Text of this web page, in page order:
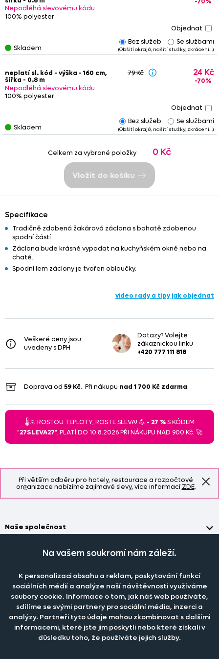
Při větším odběru pro hotely, restaurace a rozpočtové
organizace nabízíme zajímavé slevy, více informacíZDE.
rezervován dvě hodiny.Nedoporučujeme
s metrážovým zbožím
stejného důvodu není vhodné objednávat různé zbytky, pokud
Některé zbytky jsou
neboobšité, případně jsou na
nich našity řasící stužky nebo tunýlky. Tyto služby jsou již
poznámkám- u upravených zbytků nemusí vždy platit
tučně
uvedenýrozměr
Nepodléhá slevovému kódu
100% polyester
Skladem
Bez služeb Se službami
(Obšití okrajů, našití stužky, zkrácení…)
neplatí sl. kód - výška - 160 cm,
šířka - 0.8 m
Nepodléhá slevovému kódu
100% polyester
79 Kč 24 Kč
-70%
Skladem
Bez služeb Se službami
(Obšití okrajů, našití stužky, zkrácení…)
Celkem za vybrané položky 0 Kč
Vložit do košíku
Specifikace
Tradičně zdobená žakárová záclona s bohatě zdobenou
spodní částí.
Záclona bude krásně vypadat na kuchyňském okně nebo na
chatě.
Spodní lem záclony je tvořen obloučky.
video rady a tipy jak objednat
Veškeré ceny jsou
uvedeny s DPH
Dotazy? Volejte
zákaznickou linku
+420 777 111 818
Doprava od 59 Kč. Při nákupu nad 1 700 Kč zdarma.
🌡️🌞 ROSTOU TEPLOTY, ROSTE SLEVA! 💪 - 27 %S KÓDEM
"27SLEVA27". PLATÍ DO 10.8.2026 PŘI NÁKUPU NAD 900 Kč. 🚀
Staňte se členem klubu Dante.cz
Naše společnost
O nás
Nastavení cookies
Katalog zdarma
Časté dotazy
Jak objednat záclony a závěsy na dante.cz?
Jak prát záclony a závěsy?
Jak prát povlečení a prostěradla?
Informace o materiálech
Pobočka a výdej objednávek otevřenapo-pá 7.30 - 16.00
PRODEJNÍ ODDĚLENÍ - TELEFONICKY
po-pá 7:30 - 16:00
Tel.:777 111 818
e-mail:dotazy@dante.cz
reklamace:reklamace@dante.cz
Na vašem soukromí nám záleží.
K personalizaci obsahu a reklam, poskytování funkcí
sociálních médií a analýze naší návštěvnosti využíváme
soubory cookie. Informace o tom, jak náš web používáte,
sdílíme se svými partnery pro sociální média, inzerci a
analýzy. Partneři tyto údaje mohou zkombinovat s dalšími
informacemi, které jste jim poskytli nebo které získali v
důsledku toho, že používáte jejich služby.